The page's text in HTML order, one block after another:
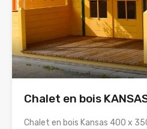
Chalet en bois
Chalet en bois Kansas 400 x